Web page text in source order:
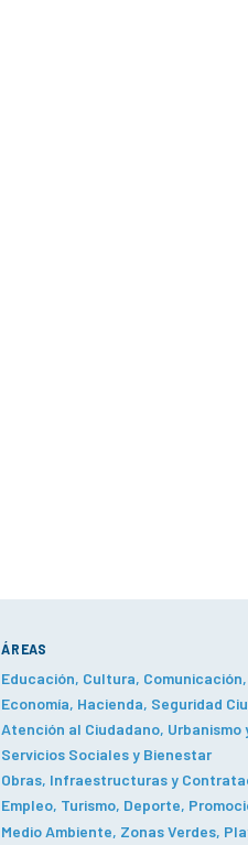
ÁREAS
Educación, Cultura,
Economía, Hacienda, Seguridad
Atención al Ciudadano,
Servicios Sociales y Bienestar
Obras, Infraestructuras y
Empleo, Turismo, Deporte,
Medio Ambiente, Zonas Verdes,